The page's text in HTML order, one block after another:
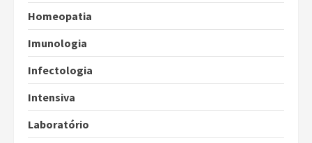
Homeopatia
Imunologia
Infectologia
Intensiva
Laboratório